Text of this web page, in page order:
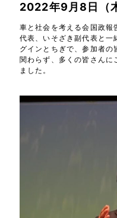
2022年9月8日（
車と社会を考える会国政報
代表、いそざき副代表と一
グインとちぎで、参加者の
関わらず、多くの皆さんに
ました。